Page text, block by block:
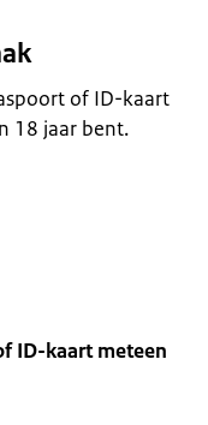
of ID-kaart
18 jaar bent.
ID-kaart meteen